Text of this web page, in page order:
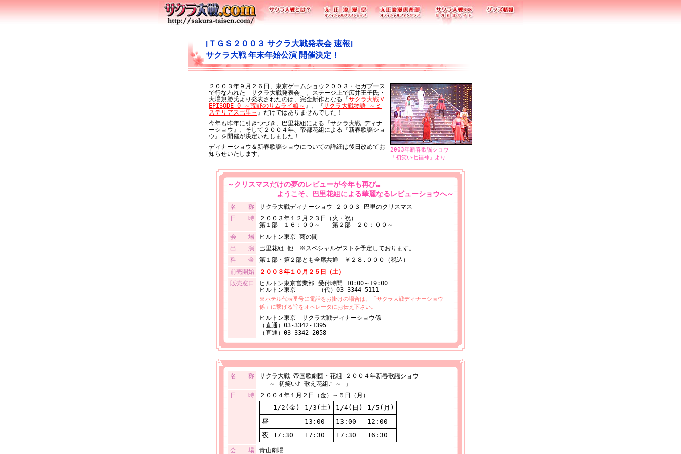
[ＴＧＳ２００３ サクラ大戦発表会 速報]
サクラ大戦 年末年始公演 開催決定！
２００３年９月２６日、東京ゲームショウ２００３・セガブース
で行なわれた「サクラ大戦発表会」。ステージ上で広井王子氏・
大場規勝氏より発表されたのは、完全新作となる『サクラ大戦Ｖ
EPISODE 0 ～荒野のサムライ娘～ 』、『サクラ大戦物語 ～ミ
ステリアス巴里～ 』だけではありませんでした！
今年も昨年に引きつづき、巴里花組による『サクラ大戦 ディナ
ーショウ』、そして２００４年、帝都花組による『新春歌謡ショ
ウ』を開催が決定いたしました！
ディナーショウ＆新春歌謡ショウについての詳細は後日改めてお
知らせいたします。
2003年新春歌謡ショウ
「初笑い七福神」より
～クリスマスだけの夢のレビューが今年も再び…
ようこそ、巴里花組による華麗なるレビューショウへ～
名 称
サクラ大戦ディナーショウ ２００３ 巴里のクリスマス
日 時
２００３年１２月２３日（火・祝）
第１部 １６：００～ 第２部 ２０：００～
会 場
ヒルトン東京 菊の間
出 演
巴里花組 他 ※スペシャルゲストを予定しております。
料 金
第１部・第２部とも全席共通 ￥２８,０００（税込）
前売開始
２００３年１０月２５日（土）
販売窓口
ヒルトン東京営業部 受付時間 10:00～19:00
ヒルトン東京
（代）03-3344-5111
※ホテル代表番号に電話をお掛けの場合は、「サクラ大戦ディナーショウ
係」に繋げる旨をオペレータにお伝え下さい。
ヒルトン東京 サクラ大戦ディナーショウ係
（直通）03-3342-1395
（直通）03-3342-2058
名 称
サクラ大戦 帝国歌劇団・花組 ２００４年新春歌謡ショウ
「 ～ 初笑い♪ 歌え花組♪ ～ 」
日 時
２００４年１月２日（金）～５日（月）
1/2(金) 1/3(土) 1/4(日)
1/5(月)
昼
13:00 13:00
12:00
夜
17:30 17:30 17:30 16:30
会 場 青山劇場